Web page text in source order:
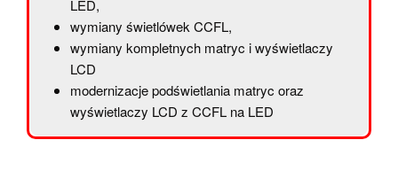
LED,
wymiany świetlówek CCFL,
wymiany kompletnych matryc i wyświetlaczy
LCD
modernizacje podświetlania matryc oraz
wyświetlaczy LCD z CCFL na LED